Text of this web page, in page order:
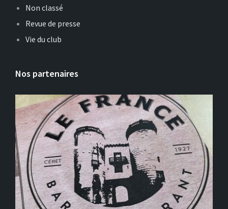
Non classé
Revue de presse
Vie du club
Nos partenaires